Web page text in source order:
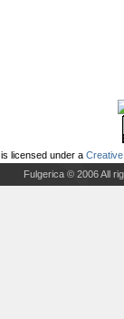
is licensed under a
Fulgerica © 2006 All